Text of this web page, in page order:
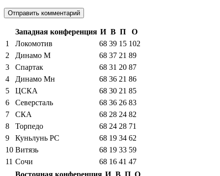
Западная конференция И В П
О
1
Локомотив 68 39 15 102
2
Динамо М 68 37 21 89
3
Спартак 68 31 20 87
4
Динамо Мн 68 36 21 86
5
ЦСКА 68 30 21 85
6
Северсталь 68 36 26 83
7
СКА 68 28 24 82
8
Торпедо 68 24 28 71
9
Куньлунь РС 68 19 34 62
10 Витязь 68 19 33 59
11 Сочи 68 16 41 47
Восточная конференция И В П О